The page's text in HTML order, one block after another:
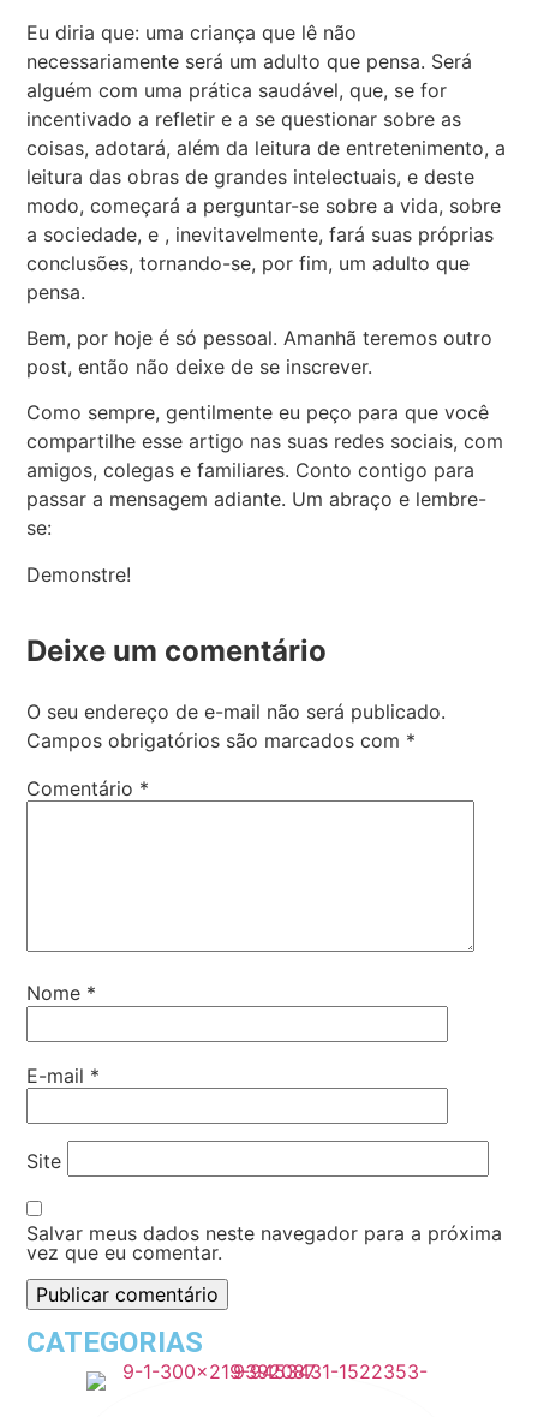
Eu diria que: uma criança que lê não
necessariamente será um adulto que pensa. Será
alguém com uma prática saudável, que, se for
incentivado a refletir e a se questionar sobre as
coisas, adotará, além da leitura de entretenimento, a
leitura das obras de grandes intelectuais, e deste
modo, começará a perguntar-se sobre a vida, sobre
a sociedade, e , inevitavelmente, fará suas próprias
conclusões, tornando-se, por fim, um adulto que
pensa.
Bem, por hoje é só pessoal. Amanhã teremos outro
post, então não deixe de se inscrever.
Como sempre, gentilmente eu peço para que você
compartilhe esse artigo nas suas redes sociais, com
amigos, colegas e familiares. Conto contigo para
passar a mensagem adiante. Um abraço e lembre-
se:
Demonstre!
Deixe um comentário
O seu endereço de e-mail não será publicado.
Campos obrigatórios são marcados com *
Comentário *
Nome *
E-mail *
Site
Salvar meus dados neste navegador para a próxima
vez que eu comentar.
CATEGORIAS